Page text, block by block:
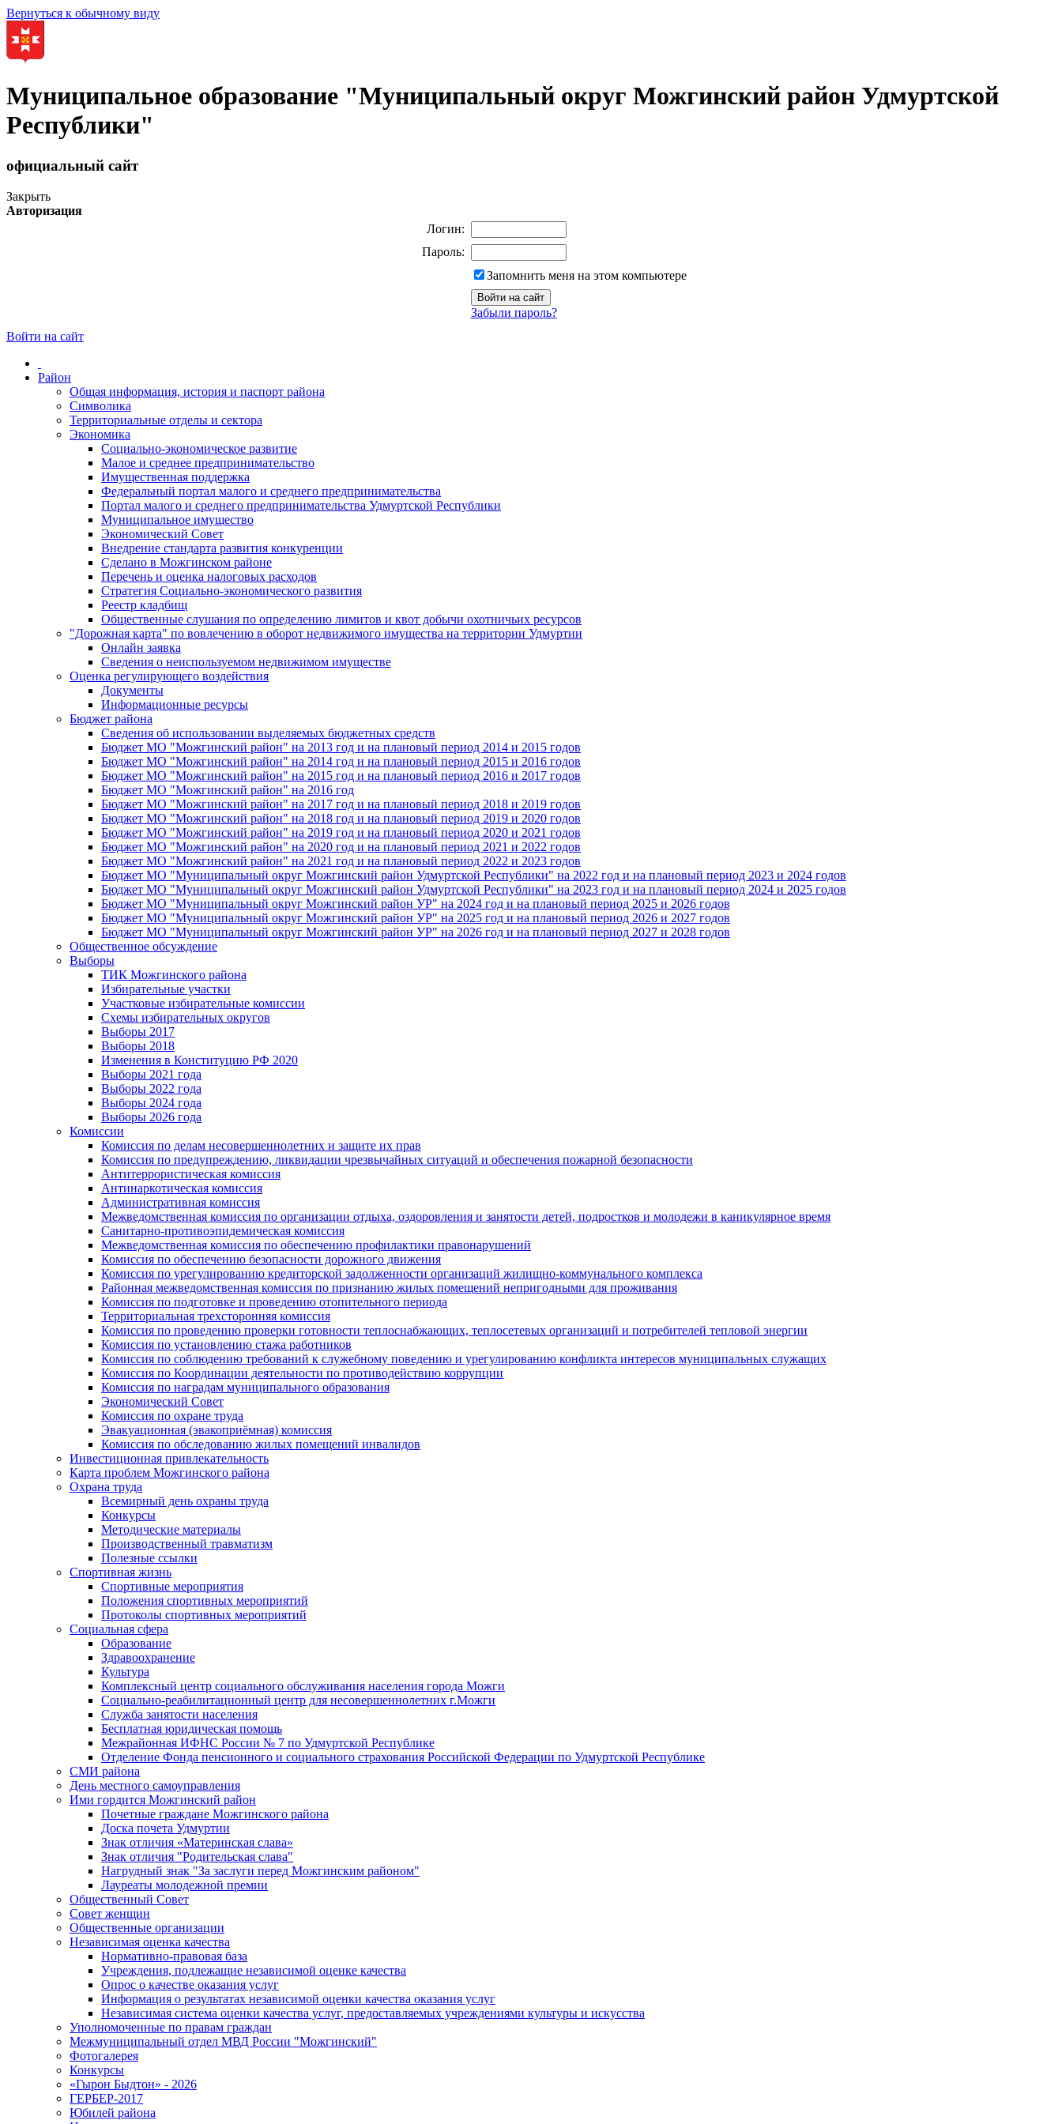
Вернуться к обычному виду
Муниципальное образование "Муниципальный округ Можгинский район Удмуртской
Республики"
официальный сайт
Закрыть
Авторизация
Логин:
Пароль:
Запомнить меня на этом компьютере
Забыли пароль?
Войти на сайт
Район
Общая информация, история и паспорт района
Символика
Территориальные отделы и сектора
Экономика
Социально-экономическое развитие
Малое и среднее предпринимательство
Имущественная поддержка
Федеральный портал малого и среднего предпринимательства
Портал малого и среднего предпринимательства Удмуртской Республики
Муниципальное имущество
Экономический Совет
Внедрение стандарта развития конкуренции
Сделано в Можгинском районе
Перечень и оценка налоговых расходов
Стратегия Социально-экономического развития
Реестр кладбищ
Общественные слушания по определению лимитов и квот добычи охотничьих ресурсов
"Дорожная карта" по вовлечению в оборот недвижимого имущества на территории Удмуртии
Онлайн заявка
Сведения о неиспользуемом недвижимом имуществе
Оценка регулирующего воздействия
Документы
Информационные ресурсы
Бюджет района
Сведения об использовании выделяемых бюджетных средств
Бюджет МО "Можгинский район" на 2013 год и на плановый период 2014 и 2015 годов
Бюджет МО "Можгинский район" на 2014 год и на плановый период 2015 и 2016 годов
Бюджет МО "Можгинский район" на 2015 год и на плановый период 2016 и 2017 годов
Бюджет МО "Можгинский район" на 2016 год
Бюджет МО "Можгинский район" на 2017 год и на плановый период 2018 и 2019 годов
Бюджет МО "Можгинский район" на 2018 год и на плановый период 2019 и 2020 годов
Бюджет МО "Можгинский район" на 2019 год и на плановый период 2020 и 2021 годов
Бюджет МО "Можгинский район" на 2020 год и на плановый период 2021 и 2022 годов
Бюджет МО "Можгинский район" на 2021 год и на плановый период 2022 и 2023 годов
Бюджет МО "Муниципальный округ Можгинский район Удмуртской Республики" на 2022 год и на плановый период 2023 и 2024 годов
Бюджет МО "Муниципальный округ Можгинский район Удмуртской Республики" на 2023 год и на плановый период 2024 и 2025 годов
Бюджет МО "Муниципальный округ Можгинский район УР" на 2024 год и на плановый период 2025 и 2026 годов
Бюджет МО "Муниципальный округ Можгинский район УР" на 2025 год и на плановый период 2026 и 2027 годов
Бюджет МО "Муниципальный округ Можгинский район УР" на 2026 год и на плановый период 2027 и 2028 годов
Общественное обсуждение
Выборы
ТИК Можгинского района
Избирательные участки
Участковые избирательные комиссии
Схемы избирательных округов
Выборы 2017
Выборы 2018
Изменения в Конституцию РФ 2020
Выборы 2021 года
Выборы 2022 года
Выборы 2024 года
Выборы 2026 года
Комиссии
Комиссия по делам несовершеннолетних и защите их прав
Комиссия по предупреждению, ликвидации чрезвычайных ситуаций и обеспечения пожарной безопасности
Антитеррористическая комиссия
Антинаркотическая комиссия
Административная комиссия
Межведомственная комиссия по организации отдыха, оздоровления и занятости детей, подростков и молодежи в каникулярное время
Санитарно-противоэпидемическая комиссия
Межведомственная комиссия по обеспечению профилактики правонарушений
Комиссия по обеспечению безопасности дорожного движения
Комиссия по урегулированию кредиторской задолженности организаций жилищно-коммунального комплекса
Районная межведомственная комиссия по признанию жилых помещений непригодными для проживания
Комиссия по подготовке и проведению отопительного периода
Территориальная трехсторонняя комиссия
Комиссия по проведению проверки готовности теплоснабжающих, теплосетевых организаций и потребителей тепловой энергии
Комиссия по установлению стажа работников
Комиссия по соблюдению требований к служебному поведению и урегулированию конфликта интересов муниципальных служащих
Комиссия по Координации деятельности по противодействию коррупции
Комиссия по наградам муниципального образования
Экономический Совет
Комиссия по охране труда
Эвакуационная (эвакоприёмная) комиссия
Комиссия по обследованию жилых помещений инвалидов
Инвестиционная привлекательность
Карта проблем Можгинского района
Охрана труда
Всемирный день охраны труда
Конкурсы
Методические материалы
Производственный травматизм
Полезные ссылки
Спортивная жизнь
Спортивные мероприятия
Положения спортивных мероприятий
Протоколы спортивных мероприятий
Социальная сфера
Образование
Здравоохранение
Культура
Комплексный центр социального обслуживания населения города Можги
Социально-реабилитационный центр для несовершеннолетних г.Можги
Служба занятости населения
Бесплатная юридическая помощь
Межрайонная ИФНС России № 7 по Удмуртской Республике
Отделение Фонда пенсионного и социального страхования Российской Федерации по Удмуртской Республике
СМИ района
День местного самоуправления
Ими гордится Можгинский район
Почетные граждане Можгинского района
Доска почета Удмуртии
Знак отличия «Материнская слава»
Знак отличия "Родительская слава"
Нагрудный знак "За заслуги перед Можгинским районом"
Лауреаты молодежной премии
Общественный Совет
Совет женщин
Общественные организации
Независимая оценка качества
Нормативно-правовая база
Учреждения, подлежащие независимой оценке качества
Опрос о качестве оказания услуг
Информация о результатах независимой оценки качества оказания услуг
Независимая система оценки качества услуг, предоставляемых учреждениями культуры и искусства
Уполномоченные по правам граждан
Межмуниципальный отдел МВД России "Можгинский"
Фотогалерея
Конкурсы
«Гырон Быдтон» - 2026
ГЕРБЕР-2017
Юбилей района